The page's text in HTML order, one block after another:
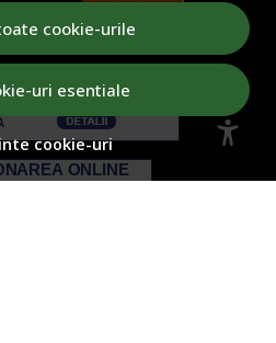
cookie-urile
uri esentiale
cookie-uri